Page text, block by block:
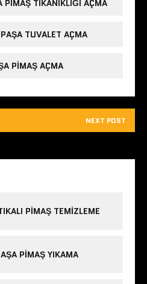
PIMAŞ TIKANIKLIĞI AÇMA
TUVALET AÇMA
PIMAŞ AÇMA
NEXT POST
PIMAŞ TEMIZLEME
PIMAŞ YIKAMA